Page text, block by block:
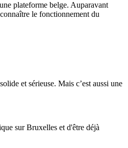
plateforme belge. Auparavant
le fonctionnement du
et sérieuse. Mais c’est aussi une
sur Bruxelles et d'être déjà